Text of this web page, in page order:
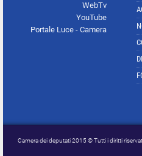
WebTv
YouTube
Portale Luce - Camera
Camera dei deputati 2015 © Tutti i diritti